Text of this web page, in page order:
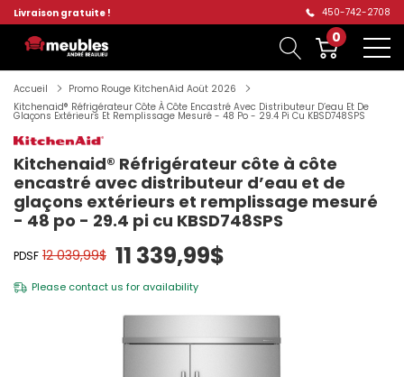
Livraison gratuite ! 450-742-2708
0
Accueil
Promo Rouge KitchenAid Aoüt 2026
Kitchenaid® Réfrigérateur Côte À Côte Encastré Avec Distributeur D’eau Et De
Glaçons Extérieurs Et Remplissage Mesuré - 48 Po - 29.4 Pi Cu KBSD748SPS
Kitchenaid® Réfrigérateur côte à côte
encastré avec distributeur d’eau et de
glaçons extérieurs et remplissage mesuré
- 48 po - 29.4 pi cu KBSD748SPS
PDSF 12 039,99$ 11 339,99$
Please contact us for availability